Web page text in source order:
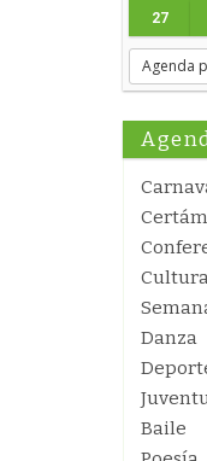
27
Agenda
Danza
Baile